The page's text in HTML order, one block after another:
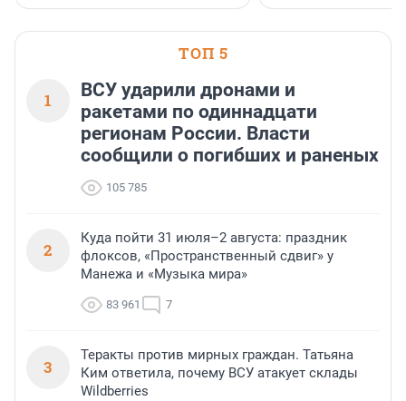
застройщик
области».
ТОП 5
1
ВСУ ударили дронами и
ракетами по одиннадцати
регионам России. Власти
сообщили о погибших и раненых
105 785
2
Куда пойти 31 июля–2 августа: праздник
флоксов, «Пространственный сдвиг» у
Манежа и «Музыка мира»
83 961 7
3
Теракты против мирных граждан. Татьяна
Ким ответила, почему ВСУ атакует склады
Wildberries